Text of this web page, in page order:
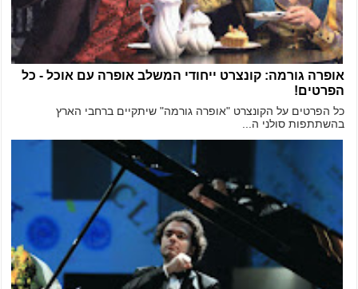
אופרה גורמה: קונצרט ייחודי המשלב אופרה עם אוכל - כל
הפרטים!
כל הפרטים על הקונצרט "אופרה גורמה" שיתקיים ברחבי הארץ
בהשתתפות סולני ה...